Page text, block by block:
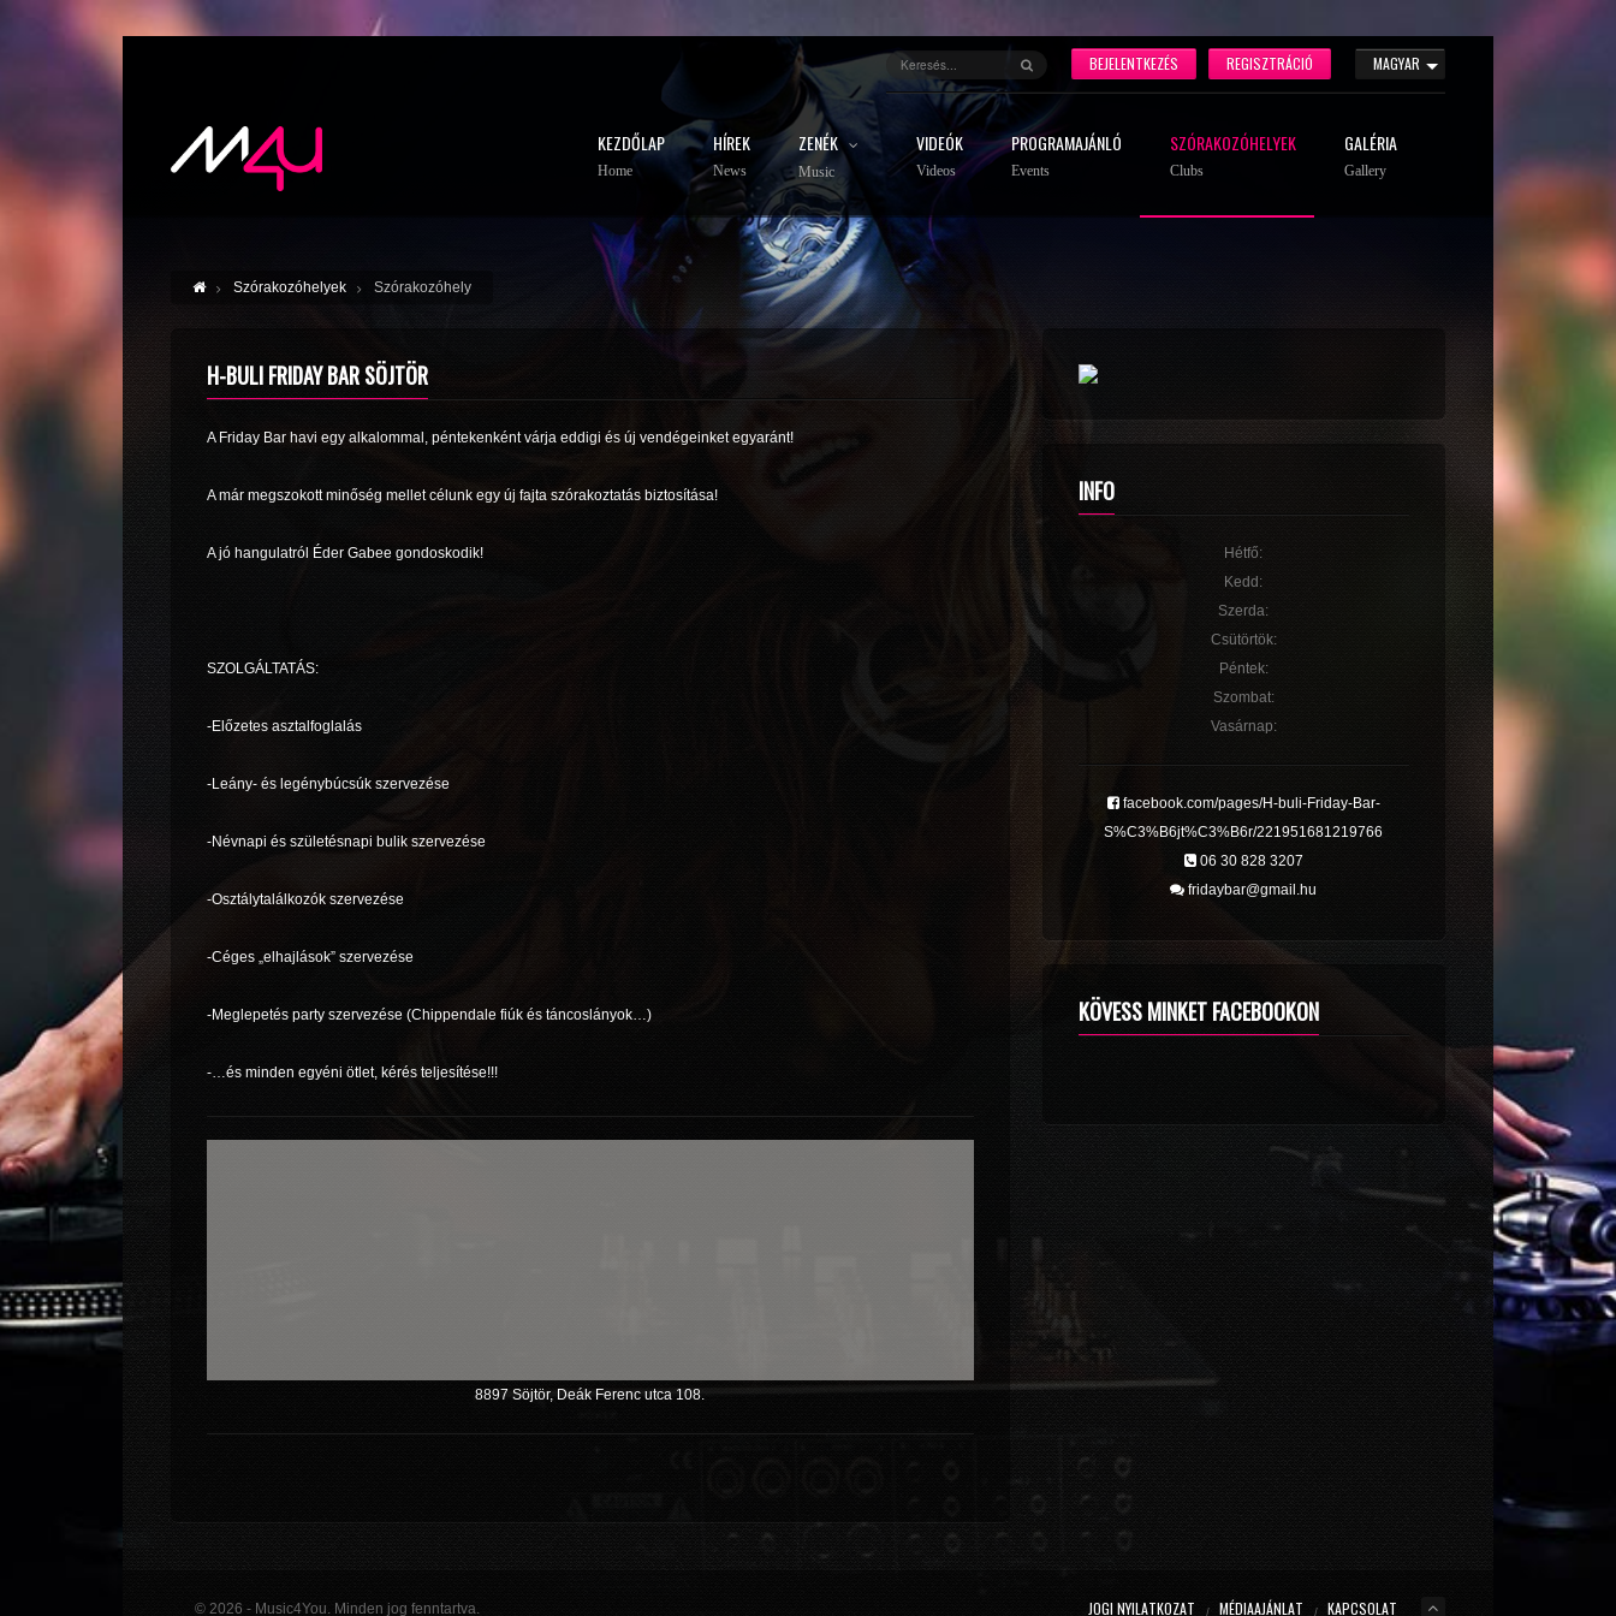
MAGYAR
REGISZTRÁCIÓ
BEJELENTKEZÉS
KEZDŐLAP
Home
HÍREK
News
ZENÉK
Music
VIDEÓK
Videos
PROGRAMAJÁNLÓ
Events
SZÓRAKOZÓHELYEK
Clubs
GALÉRIA
Gallery
Szórakozóhelyek Szórakozóhely
H-BULI FRIDAY BAR SÖJTÖR
A Friday Bar havi egy alkalommal, péntekenként várja eddigi és új vendégeinket egyaránt!
A már megszokott minőség mellet célunk egy új fajta szórakoztatás biztosítása!
A jó hangulatról Éder Gabee gondoskodik!
SZOLGÁLTATÁS:
-Előzetes asztalfoglalás
-Leány- és legénybúcsúk szervezése
-Névnapi és születésnapi bulik szervezése
-Osztálytalálkozók szervezése
-Céges „elhajlások” szervezése
-Meglepetés party szervezése (Chippendale fiúk és táncoslányok…)
-…és minden egyéni ötlet, kérés teljesítése!!!
8897 Söjtör, Deák Ferenc utca 108.
INFO
Hétfő:
Kedd:
Szerda:
Csütörtök:
Péntek:
Szombat:
Vasárnap:
facebook.com/pages/H-buli-Friday-Bar-
S%C3%B6jt%C3%B6r/221951681219766
06 30 828 3207
fridaybar@gmail.hu
KÖVESS MINKET FACEBOOKON
© 2026 - Music4You. Minden jog fenntartva. JOGI NYILATKOZAT MÉDIAAJÁNLAT KAPCSOLAT